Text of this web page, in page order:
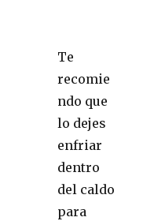
Te
recomie
ndo que
lo dejes
enfriar
dentro
del caldo
para